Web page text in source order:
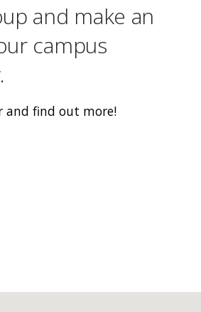
and make an
campus
and find out more!